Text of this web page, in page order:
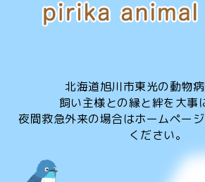
北海道旭川市東光の動物病
飼い主様との縁と絆を大事
夜間救急外来の場合はホームペー
ください。